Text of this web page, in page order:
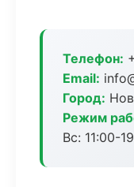
Телефон:
Email:
Город:
Режим
Вс: 11:00-